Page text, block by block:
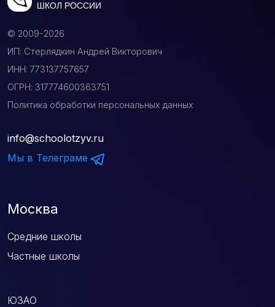
ШКОЛ РОССИИ
© 2009-2026
ИП: Стерлядкин Андрей Викторович
ИНН: 773137757657
ОГРН: 317774600363751
Политика обработки персональных данных
info@schoolotzyv.ru
Мы в Телеграме
Москва
Средние школы
Частные школы
ЮЗАО